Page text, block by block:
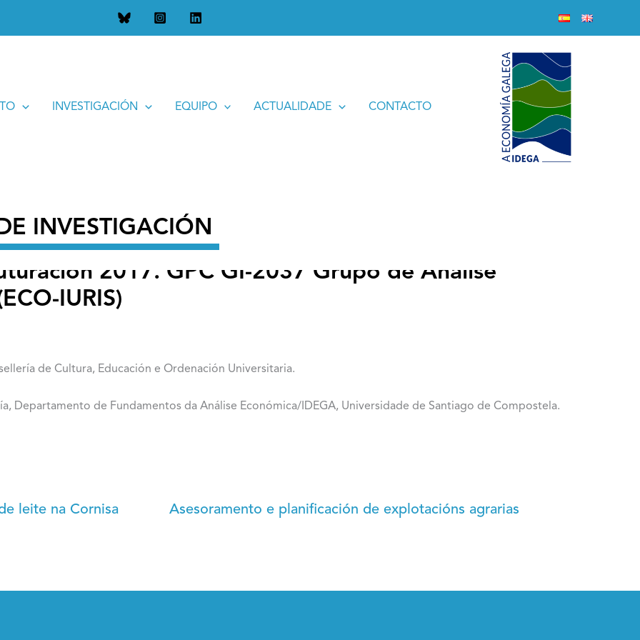
INVESTIGACIÓN EQUIPO ACTUALIDADE CONTACTO
INVESTIGACIÓN
2017. GPC GI-2037 Grupo de Análise Xurídico-Económica (ECO-IURIS)
2017. GPC GI-2037 Grupo de Análise
IURIS)
de Cultura, Educación e Ordenación Universitaria.
Departamento de Fundamentos da Análise Económica/IDEGA, Universidade de Santiago de Compostela.
leite na Cornisa
Asesoramento e planificación de explotacións agrarias